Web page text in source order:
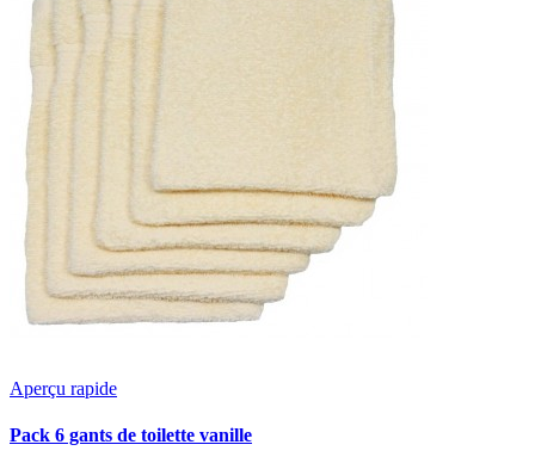
Aperçu rapide
Pack 6 gants de toilette vanille